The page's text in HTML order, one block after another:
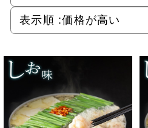
表示順 :価格が高い